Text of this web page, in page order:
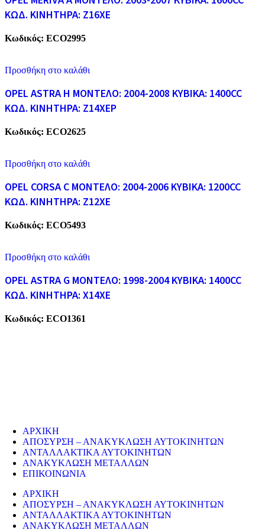
ΚΩΔ. ΚΙΝΗΤΗΡΑ: Z16XE
Κωδικός: ECO2995
Προσθήκη στο καλάθι
OPEL ASTRA H ΜΟΝΤΕΛΟ: 2004-2008 ΚΥΒΙΚΑ: 1400CC
ΚΩΔ. ΚΙΝΗΤΗΡΑ: Z14XEP
Κωδικός: ECO2625
Προσθήκη στο καλάθι
OPEL CORSA C ΜΟΝΤΕΛΟ: 2004-2006 ΚΥΒΙΚΑ: 1200CC
ΚΩΔ. ΚΙΝΗΤΗΡΑ: Z12XE
Κωδικός: ECO5493
Προσθήκη στο καλάθι
OPEL ASTRA G ΜΟΝΤΕΛΟ: 1998-2004 ΚΥΒΙΚΑ: 1400CC
ΚΩΔ. ΚΙΝΗΤΗΡΑ: X14XE
Κωδικός: ECO1361
ΑΡΧΙΚΗ
ΑΠΟΣΥΡΣΗ – ΑΝΑΚΥΚΛΩΣΗ ΑΥΤΟΚΙΝΗΤΩΝ
ΑΝΤΑΛΛΑΚΤΙΚΑ ΑΥΤΟΚΙΝΗΤΩΝ
ΑΝΑΚΥΚΛΩΣΗ ΜΕΤΑΛΛΩΝ
ΕΠΙΚΟΙΝΩΝΙΑ
ΑΡΧΙΚΗ
ΑΠΟΣΥΡΣΗ – ΑΝΑΚΥΚΛΩΣΗ ΑΥΤΟΚΙΝΗΤΩΝ
ΑΝΤΑΛΛΑΚΤΙΚΑ ΑΥΤΟΚΙΝΗΤΩΝ
ΑΝΑΚΥΚΛΩΣΗ ΜΕΤΑΛΛΩΝ